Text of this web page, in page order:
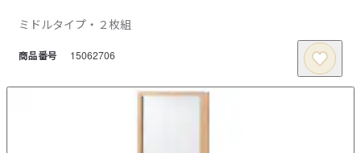
ト
ス
ア
ミドルタイプ・２枚組
商品番号 15062706